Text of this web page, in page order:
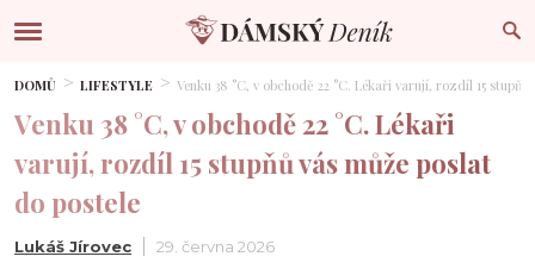
DOMŮ LIFESTYLE Venku 38 °C, v obchodě 22 °C. Lékaři varují, rozdíl 15
Venku 38 °C, v obchodě 22 °C. Lékaři
varují, rozdíl 15 stupňů vás může poslat
do postele
Lukáš Jírovec 29. června 2026